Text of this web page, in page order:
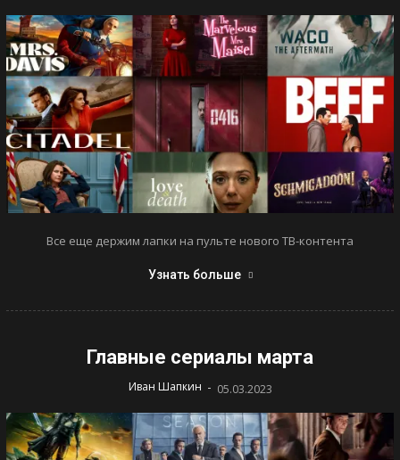
Все еще держим лапки на пульте нового ТВ-контента
Узнать больше
Главные сериалы марта
Иван Шапкин - 05.03.2023